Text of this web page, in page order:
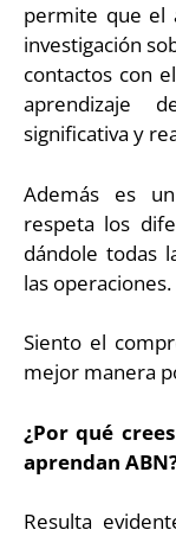
permite que el
investigación
contactos con
aprendizaje
significativa y
Además es
respeta los
dándole todas
las operaciones.
Siento el
mejor manera
¿Por qué
aprendan
Resulta